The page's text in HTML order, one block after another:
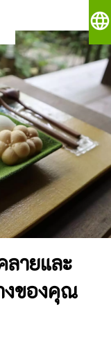
language
ายและ
งของคุณ